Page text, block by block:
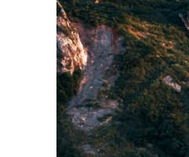
Image